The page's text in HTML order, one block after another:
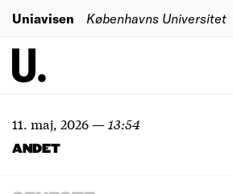
Uniavisen Københavns Universitet
11. maj, 2026— 13:54
ANDET